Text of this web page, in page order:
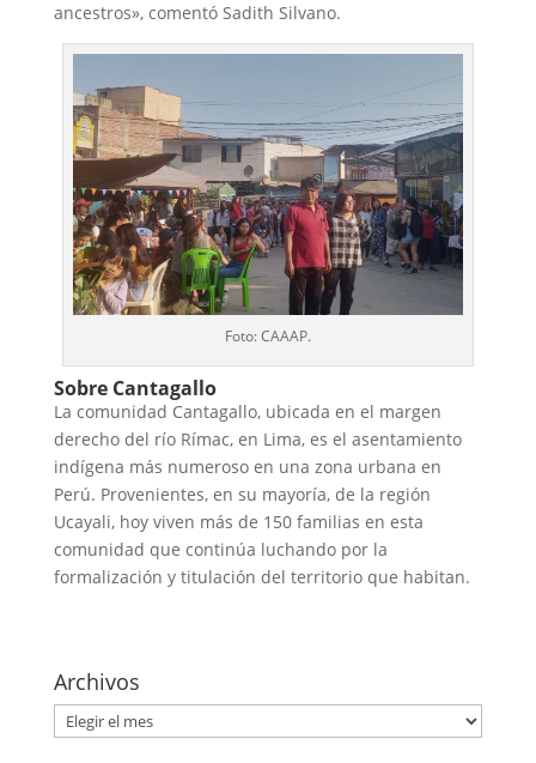
ancestros», comentó Sadith Silvano.
Foto: CAAAP.
Sobre Cantagallo
La comunidad Cantagallo, ubicada en el margen
derecho del río Rímac, en Lima, es el asentamiento
indígena más numeroso en una zona urbana en
Perú. Provenientes, en su mayoría, de la región
Ucayali, hoy viven más de 150 familias en esta
comunidad que continúa luchando por la
formalización y titulación del territorio que habitan.
Archivos
Archivos